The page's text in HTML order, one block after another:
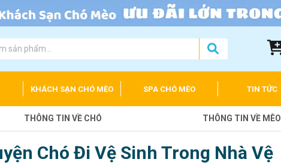
KHÁCH SẠN CHÓ MÈO SPA CHÓ MÈO TIN TỨC
THÔNG TIN VỀ CHÓ THÔNG TIN VỀ MÈO
Chó Đi Vệ Sinh Trong Nhà Vệ